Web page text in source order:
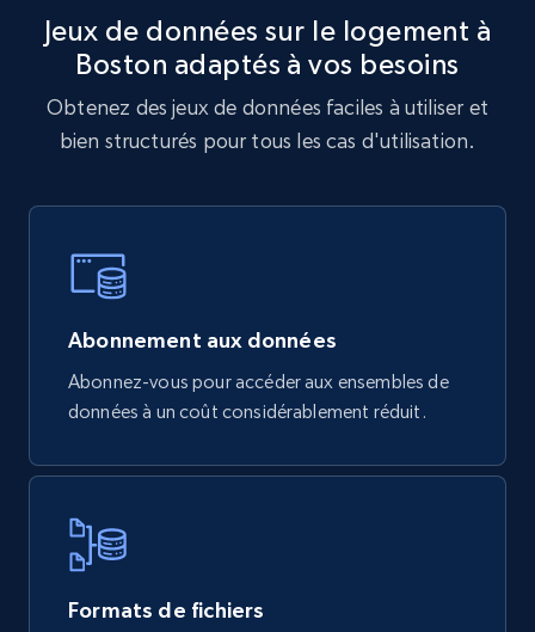
Jeux de données sur le logement à
Boston adaptés à vos besoins
Obtenez des jeux de données faciles à utiliser et
bien structurés pour tous les cas d'utilisation.
Abonnement aux données
Abonnez-vous pour accéder aux ensembles de
données à un coût considérablement réduit.
Formats de fichiers